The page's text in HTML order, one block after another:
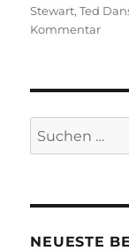
Stewart,Ted
Kommentarzu
Suchen
nach:
NEUESTE